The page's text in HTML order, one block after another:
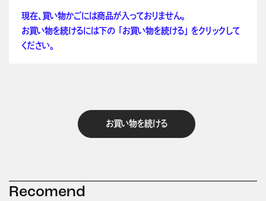
現在、買い物かごには商品が入っておりません。
お買い物を続けるには下の 「お買い物を続ける」 をクリックして
ください。
お買い物を続ける
Recomend